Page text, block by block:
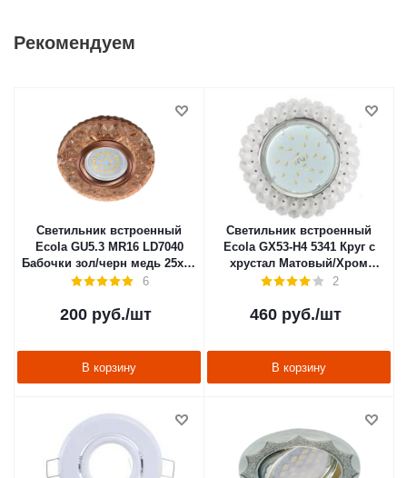
Рекомендуем
Светильник встроенный
Ecola GU5.3 MR16 LD7040
Бабочки зол/черн медь 25х95
FL16pbefb
6
200 руб./шт
В корзину
Светильник встроенный
Ecola GX53-H4 5341 Круг с
хрустал Матовый/Хром
56х120
2
460 руб./шт
В корзину